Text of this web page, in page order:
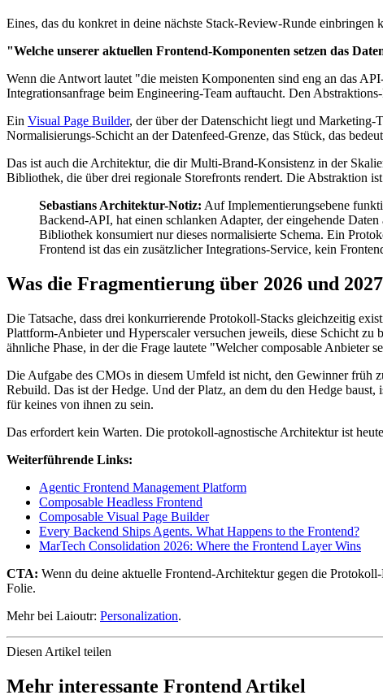
Eines, das du konkret in deine nächste Stack-Review-Runde einbringen
"Welche unserer aktuellen Frontend-Komponenten setzen das
Wenn die Antwort lautet "die meisten Komponenten sind eng an das
Integrationsanfrage beim Engineering-Team auftaucht. Den
Ein Visual Page Builder, der über der Datenschicht liegt und
Normalisierungs-Schicht an der Datenfeed-Grenze, das Stück, das
Das ist auch die Architektur, die dir Multi-Brand-Konsistenz in der
Bibliothek, die über drei regionale Storefronts rendert. Die Abstraktion
Sebastians Architektur-Notiz: Auf Implementierungsebene
Backend-API, hat einen schlanken Adapter, der eingehende
Bibliothek konsumiert nur dieses normalisierte Schema. Ein
Frontend ist das ein zusätzlicher Integrations-Service, kein
Was die Fragmentierung über 2026 und
Die Tatsache, dass drei konkurrierende Protokoll-Stacks gleichzeitig
Plattform-Anbieter und Hyperscaler versuchen jeweils, diese Schicht zu
ähnliche Phase, in der die Frage lautete "Welcher composable Anbieter
Die Aufgabe des CMOs in diesem Umfeld ist nicht, den Gewinner früh
Rebuild. Das ist der Hedge. Und der Platz, an dem du den Hedge
für keines von ihnen zu sein.
Das erfordert kein Warten. Die protokoll-agnostische Architektur ist
Weiterführende Links:
Agentic Frontend Management Platform
Composable Headless Frontend
Composable Visual Page Builder
Every Backend Ships Agents. What Happens to the Frontend?
MarTech Consolidation 2026: Where the Frontend Layer Wins
CTA: Wenn du deine aktuelle Frontend-Architektur gegen die
Folie.
Mehr bei Laioutr: Personalization.
Diesen Artikel teilen
Mehr interessante Frontend Artikel